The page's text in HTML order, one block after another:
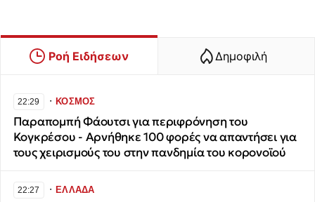
Ροή Ειδήσεων Δημοφιλή
22:29 ∙ΚΟΣΜΟΣ
Παραπομπή Φάουτσι για περιφρόνηση του
Κογκρέσου - Αρνήθηκε 100 φορές να απαντήσει για
τους χειρισμούς του στην πανδημία του κορονοϊού
22:27 ∙ΕΛΛΑΔΑ